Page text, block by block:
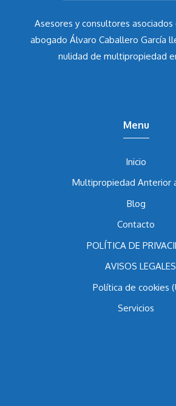
Asesores y consultores
abogado Álvaro Caballero García
Inicio
Multipropiedad Anterior a
Blog
Contacto
POLÍTICA DE
AVISOS LEGALES
Política de cookies